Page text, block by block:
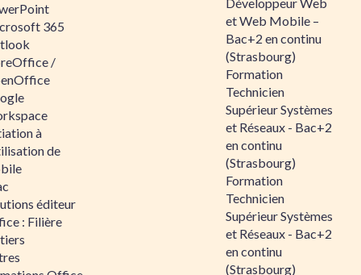
365
/
à
de
éditeur
: Filière
et Web Mobile –
Bac+2 en continu
(Strasbourg)
Formation
Technicien
Supérieur Systèmes
et Réseaux - Bac+2
en continu
(Strasbourg)
Formation
Technicien
Supérieur Systèmes
et Réseaux - Bac+2
en continu
(Strasbourg)